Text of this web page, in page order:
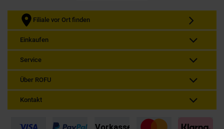
Filiale vor Ort finden
Einkaufen
Service
Über ROFU
Kontakt